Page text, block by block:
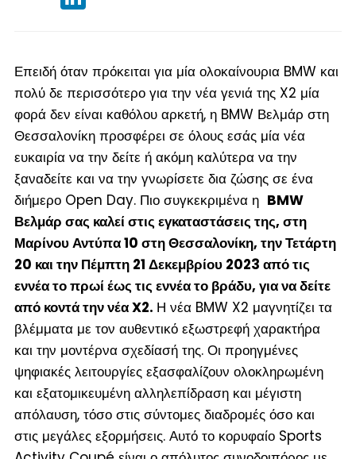
Επειδή όταν πρόκειται για μία ολοκαίνουρια BMW και
πολύ δε περισσότερο για την νέα γενιά της X2 μία
φορά δεν είναι καθόλου αρκετή, η BMW Βελμάρ στη
Θεσσαλονίκη προσφέρει σε όλους εσάς μία νέα
ευκαιρία να την δείτε ή ακόμη καλύτερα να την
ξαναδείτε και να την γνωρίσετε δια ζώσης σε ένα
διήμερο Open Day. Πιο συγκεκριμένα η BMW
Βελμάρ σας καλεί στις εγκαταστάσεις της, στη
Μαρίνου Αντύπα 10 στη Θεσσαλονίκη, την Τετάρτη
20 και την Πέμπτη 21 Δεκεμβρίου 2023 από τις
εννέα το πρωί έως τις εννέα το βράδυ, για να δείτε
από κοντά την νέα X2. Η νέα BMW X2 μαγνητίζει τα
βλέμματα με τον αυθεντικό εξωστρεφή χαρακτήρα
και την μοντέρνα σχεδίασή της. Οι προηγμένες
ψηφιακές λειτουργίες εξασφαλίζουν ολοκληρωμένη
και εξατομικευμένη αλληλεπίδραση και μέγιστη
απόλαυση, τόσο στις σύντομες διαδρομές όσο και
στις μεγάλες εξορμήσεις. Αυτό το κορυφαίο Sports